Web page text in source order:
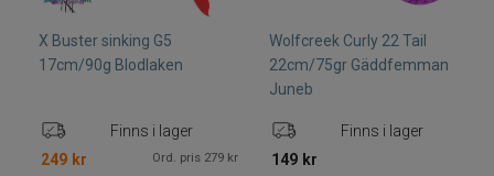
X Buster sinking G5
17cm/90g Blodlaken
Finns i lager
249 kr Ord. pris 279 kr
Wolfcreek Curly 22 Tail
22cm/75gr Gäddfemman
Juneb
Finns i lager
149 kr